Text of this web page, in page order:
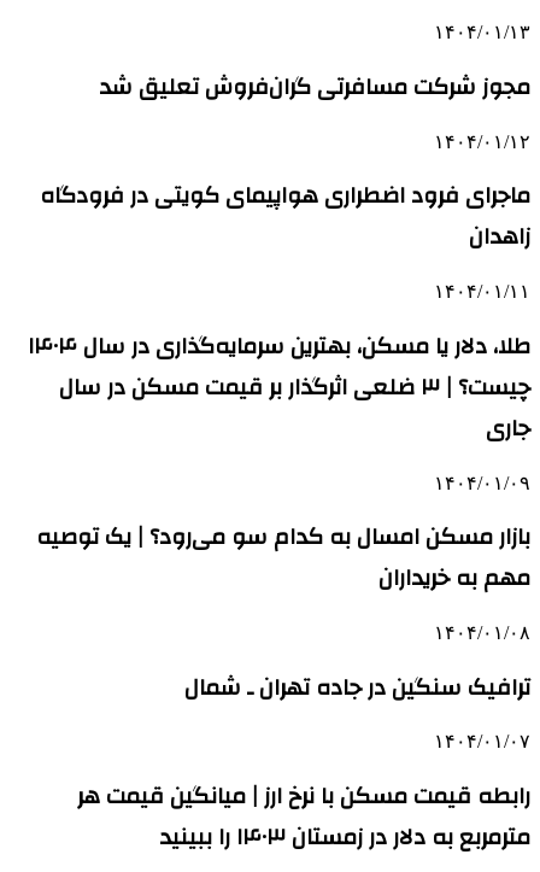
۱۴۰۴/۰۱/۱۳
مجوز شرکت مسافرتی گران‌فروش تعلیق شد
۱۴۰۴/۰۱/۱۲
ماجرای فرود اضطراری هواپیمای کویتی در فرودگاه
زاهدان
۱۴۰۴/۰۱/۱۱
طلا، دلار یا مسکن، بهترین سرمایه‌گذاری در سال ۱۴۰۴
چیست؟ | ۳ ضلعی اثرگذار بر قیمت مسکن در سال
جاری
۱۴۰۴/۰۱/۰۹
بازار مسکن امسال به کدام سو می‌رود؟ | یک توصیه
مهم به خریداران
۱۴۰۴/۰۱/۰۸
ترافیک سنگین در جاده تهران ـ شمال
۱۴۰۴/۰۱/۰۷
رابطه قیمت مسکن با نرخ ارز | میانگین قیمت هر
مترمربع به دلار در زمستان ۱۴۰۳ را ببینید